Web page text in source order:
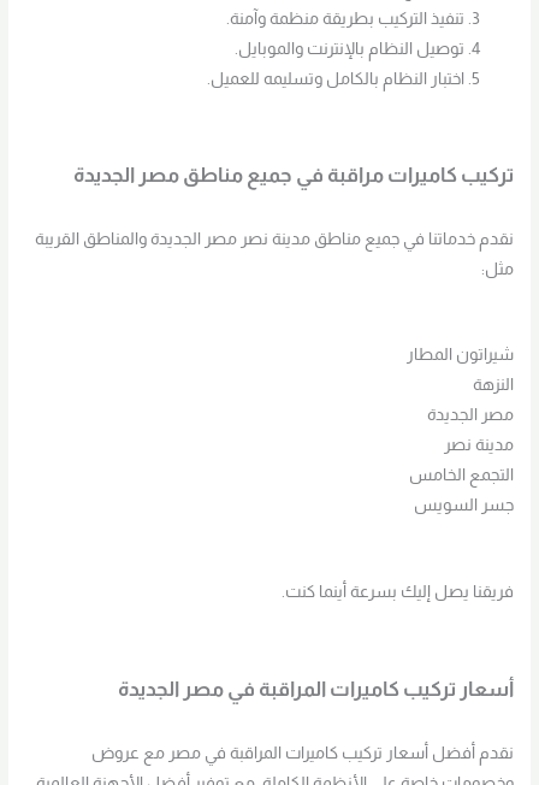
تنفيذ التركيب بطريقة منظمة وآمنة.
توصيل النظام بالإنترنت والموبايل.
اختبار النظام بالكامل وتسليمه للعميل.
تركيب كاميرات مراقبة في جميع مناطق مصر الجديدة
نقدم خدماتنا في جميع مناطق مدينة نصر مصر الجديدة والمناطق القريبة
مثل:
شيراتون المطار
النزهة
مصر الجديدة
مدينة نصر
التجمع الخامس
جسر السويس
فريقنا يصل إليك بسرعة أينما كنت.
أسعار تركيب كاميرات المراقبة في مصر الجديدة
نقدم أفضل أسعار تركيب كاميرات المراقبة في مصر مع عروض